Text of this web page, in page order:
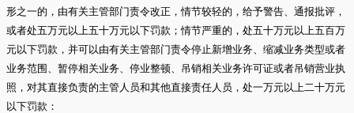
形之一的，由有关主管部门责令改正，情节较轻的，给予警告、通报批评，
或者处五万元以上五十万元以下罚款；情节严重的，处五十万元以上五百万
元以下罚款，并可以由有关主管部门责令停止新增业务、缩减业务类型或者
业务范围、暂停相关业务、停业整顿、吊销相关业务许可证或者吊销营业执
照，对其直接负责的主管人员和其他直接责任人员，处一万元以上二十万元
以下罚款：